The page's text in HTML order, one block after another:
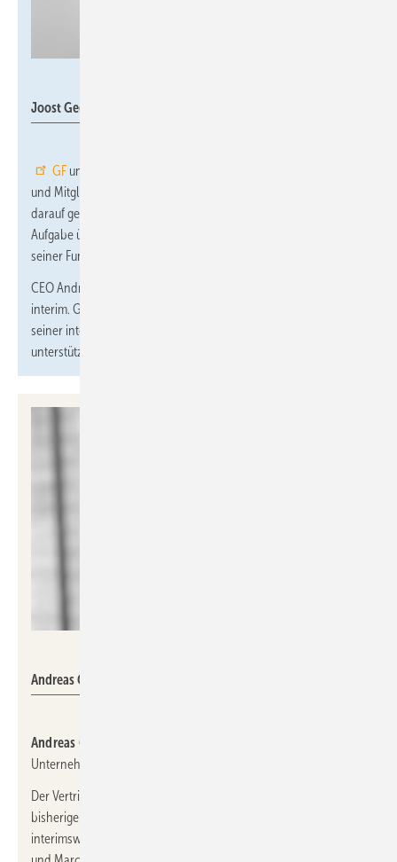
Joost Geginat
GF und
und Mitglied der Konzernleitung, haben sich einvernehmlich
darauf geeinigt, dass Geginat innerhalb des Konzerns eine neue
Aufgabe übernimmt und deshalb mit sofortiger Wirkung von
seiner Funktion zurücktritt.
CEO Andreas Müller übernimmt die Leitung der Division ad
interim. Geginat wird das Unternehmen ab 2025 weiterhin mit
seiner internationalen strategischen und operativen Erfahrung
unterstützen.
Andreas Gelbke
Andreas Gelbke
Unternehmen auf eigenen Wunsch verlassen.
Der Vertriebsexperte war seit 2018 bei LG beschäftigt. Die
bisherigen Aufgaben von Andreas Gelbke übernehmen ab sofort
interimsweise Steffen Thomas für den Bereich Wärmepumpen